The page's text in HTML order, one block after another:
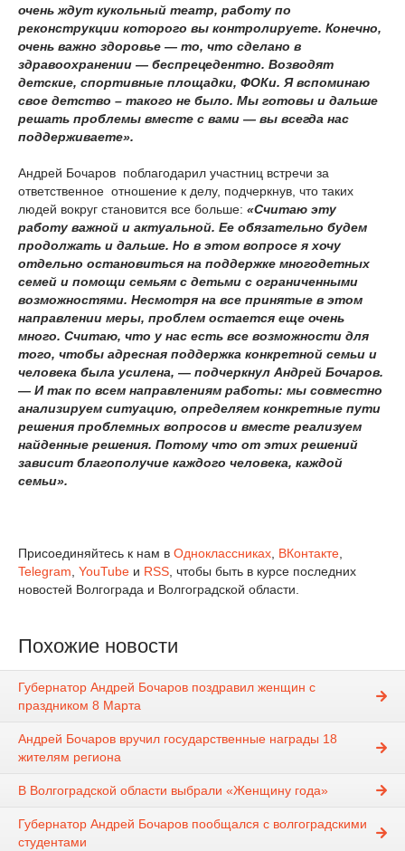
очень ждут кукольный театр, работу по
реконструкции которого вы контролируете. Конечно,
очень важно здоровье — то, что сделано в
здравоохранении — беспрецедентно. Возводят
детские, спортивные площадки, ФОКи. Я вспоминаю
свое детство – такого не было. Мы готовы и дальше
решать проблемы вместе с вами — вы всегда нас
поддерживаете».
Андрей Бочаров поблагодарил участниц встречи за
ответственное отношение к делу, подчеркнув, что таких
людей вокруг становится все больше: «Считаю эту
работу важной и актуальной. Ее обязательно будем
продолжать и дальше. Но в этом вопросе я хочу
отдельно остановиться на поддержке многодетных
семей и помощи семьям с детьми с ограниченными
возможностями. Несмотря на все принятые в этом
направлении меры, проблем остается еще очень
много. Считаю, что у нас есть все возможности для
того, чтобы адресная поддержка конкретной семьи и
человека была усилена, — подчеркнул Андрей Бочаров.
— И так по всем направлениям работы: мы совместно
анализируем ситуацию, определяем конкретные пути
решения проблемных вопросов и вместе реализуем
найденные решения. Потому что от этих решений
зависит благополучие каждого человека, каждой
семьи».
Присоединяйтесь к нам в Одноклассниках ВКонтакте
Telegram YouTube и RSS , чтобы быть в курсе последних
новостей Волгограда и Волгоградской области.
Похожие новости
Губернатор Андрей Бочаров поздравил женщин c
праздником 8 Марта
Андрей Бочаров вручил государственные награды 18
жителям региона
В Волгоградской области выбрали «Женщину года»
Губернатор Андрей Бочаров пообщался с волгоградскими
студентами